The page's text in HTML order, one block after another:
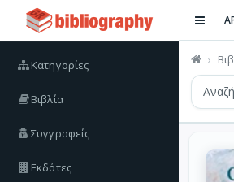
Κατηγορίες
Βιβλία
Συγγραφείς
Εκδότες